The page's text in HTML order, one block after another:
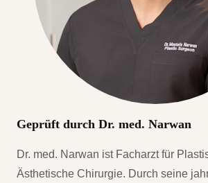
Geprüft durch Dr. med. Narwan
Dr. med. Narwan ist Facharzt für
Ästhetische Chirurgie. Durch seine